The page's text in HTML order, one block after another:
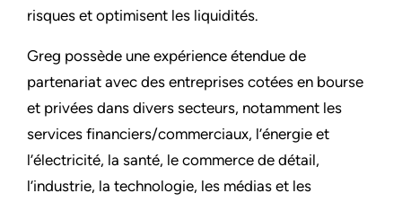
risques et optimisent les liquidités.
Greg possède une expérience étendue de
partenariat avec des entreprises cotées en bourse
et privées dans divers secteurs, notamment les
services financiers/commerciaux, l’énergie et
l’électricité, la santé, le commerce de détail,
l’industrie, la technologie, les médias et les